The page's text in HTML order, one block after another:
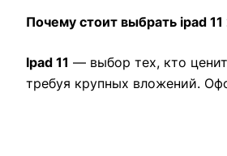
Почему стоит выбрать ipad
Ipad 11 — выбор тех, кто
требуя крупных вложений.